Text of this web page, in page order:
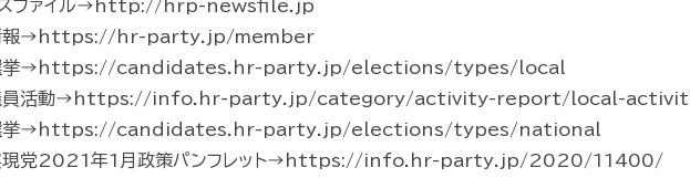
スファイル→http://hrp-newsfile.jp
報→https://hr-party.jp/member
挙→https://candidates.hr-party.jp/elections/types/local
員活動→https://info.hr-party.jp/category/activity-report/local-
挙→https://candidates.hr-party.jp/elections/types/national
現党2021年1月政策パンフレット→https://info.hr-party.jp/2020/11400/